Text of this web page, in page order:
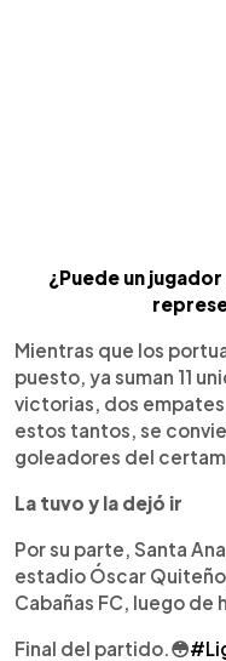
¿Puede un
Mientras que los
puesto, ya suman 11
victorias, dos
estos tantos, se
goleadores del
La tuvo y la dejó ir
Por su parte, Santa
estadio Óscar
Cabañas FC, luego de
Final del partido.😳